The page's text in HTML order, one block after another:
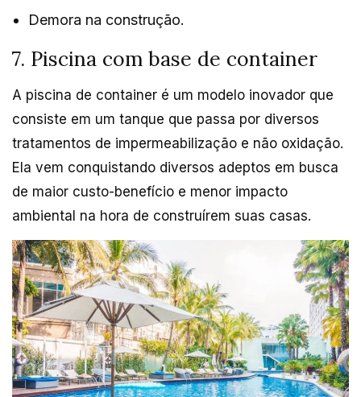
Demora na construção.
7. Piscina com base de container
A piscina de container é um modelo inovador que
consiste em um tanque que passa por diversos
tratamentos de impermeabilização e não oxidação.
Ela vem conquistando diversos adeptos em busca
de maior custo-benefício e menor impacto
ambiental na hora de construírem suas casas.